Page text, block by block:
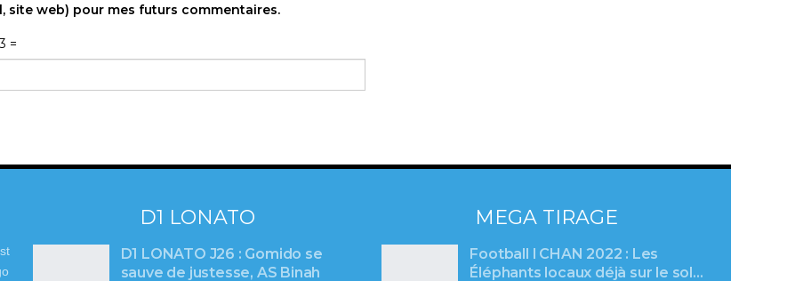
site web) pour mes futurs commentaires.
=
D1 LONATO
D1 LONATO J26 : Gomido se
sauve de justesse, AS Binah
MEGA TIRAGE
Football l CHAN 2022 : Les
Éléphants locaux déjà sur le sol…